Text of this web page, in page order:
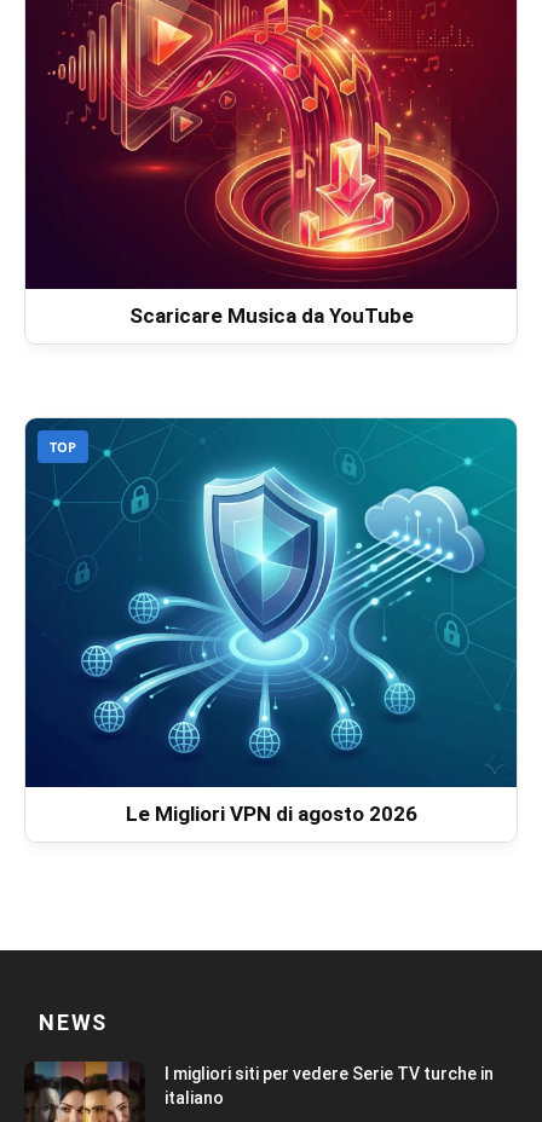
Scaricare Musica da YouTube
TOP
Le Migliori VPN di agosto 2026
NEWS
I migliori siti per vedere Serie TV turche in
italiano